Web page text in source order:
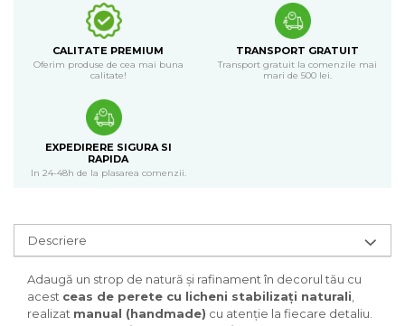
CALITATE PREMIUM
Oferim produse de cea mai buna
calitate!
TRANSPORT GRATUIT
Transport gratuit la comenzile mai
mari de 500 lei.
EXPEDIRERE SIGURA SI
RAPIDA
In 24-48h de la plasarea comenzii.
Descriere
Adaugă un strop de natură și rafinament în decorul tău cu
acest ceas de perete cu licheni stabilizați naturali
realizat manual (handmade) cu atenție la fiecare detaliu.